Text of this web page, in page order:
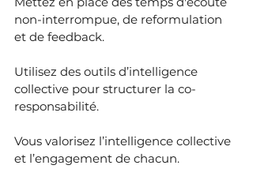
non-interrompue, de reformulation
et de feedback.
Utilisez des outils d’intelligence
collective pour structurer la co-
responsabilité.
Vous valorisez l’intelligence collective
et l’engagement de chacun.